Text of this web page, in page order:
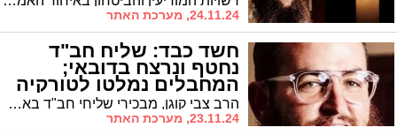
24.11.24, מערכת האתר
חשד כבד: שליח חב"ד
נחטף ונרצח בדובאי;
המחבלים נמלטו לטורקיה
הרב צבי קוגן, מבכירי שליחי חב"ד באבו דאבי ועוזרו של הרב הראשי לוי יצחק דוכמן, נעלם ללא עקבות. חשש כבד מתגבר כי נפל קורבן למעשה טרור. הנעדר נראה לאחרונה ביום חמישי בצהריים. המוסד: "נפתחה חקירה עצימה במדינה"
23.11.24, מערכת האתר